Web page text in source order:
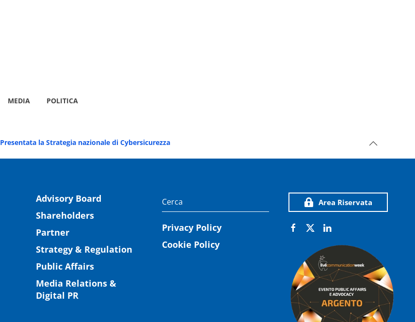
MEDIA POLITICA
Presentata la Strategia nazionale di Cybersicurezza
Advisory Board
Shareholders
Partner
Strategy & Regulation
Public Affairs
Media Relations &
Digital PR
Privacy Policy
Cookie Policy
Area Riservata